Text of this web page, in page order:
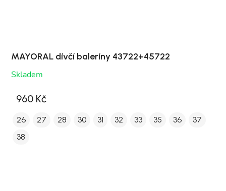
MAYORAL dívčí baleríny 43722+45722
Skladem
960 Kč
26 27 28 30 31 32 33 35 36
37
38